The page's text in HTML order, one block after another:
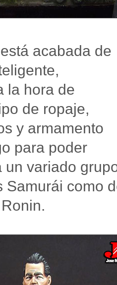
acabada de
la hora de
de ropaje,
y armamento
para poder
un variado
Samurái como